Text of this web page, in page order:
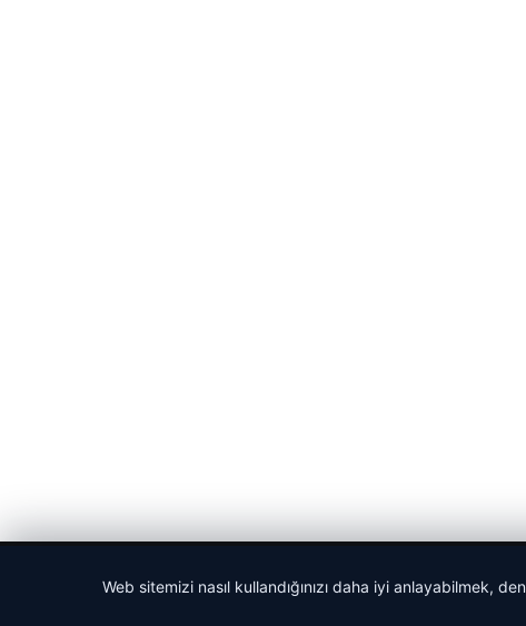
Web sitemizi nasıl kullandığınızı daha iyi anlayabilmek,